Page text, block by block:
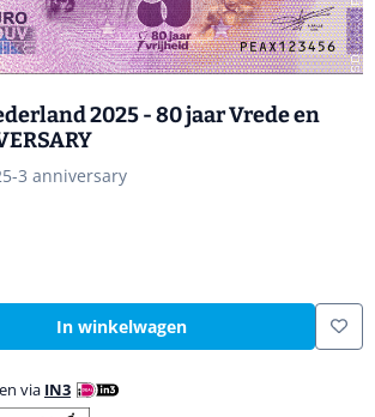
2025 - 80 jaar Vrede en
3 anniversary
In winkelwagen
via IN3